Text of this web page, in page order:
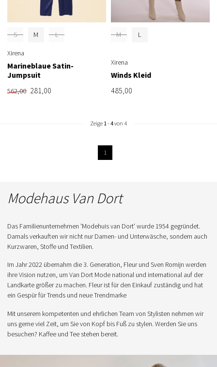
S M L
Xirena
Marineblaue Satin-
Jumpsuit
562,00 281,00
M L
Xirena
Winds Kleid
485,00
Zeige 1 - 4von 4
1
Modehaus Van Dort
Das Familienunternehmen 'Modehuis van Dort' wurde 1954 gegründet.
Damals verkauften wir nicht nur Damen- und Unterwäsche, sondern auch
Kurzwaren, Stoffe und Textilien.
Im Jahr 2022 übernahm die 3. Generation, Fleur und Sven Romijn werden
ihre Vision nutzen, um Van Dort Mode national und international auf der
Landkarte größer zu machen. Fleur ist für den Einkauf zuständig und hat
ein Gespür für Trends und neue Trendmarke
Mit unserem kompetenten und ehrlichen Team von Stylisten nehmen wir
uns gerne viel Zeit, um Sie von Kopf bis Fuß zu stylen. Werden Sie uns
besuchen? Kaffee und Tee stehen bereit.